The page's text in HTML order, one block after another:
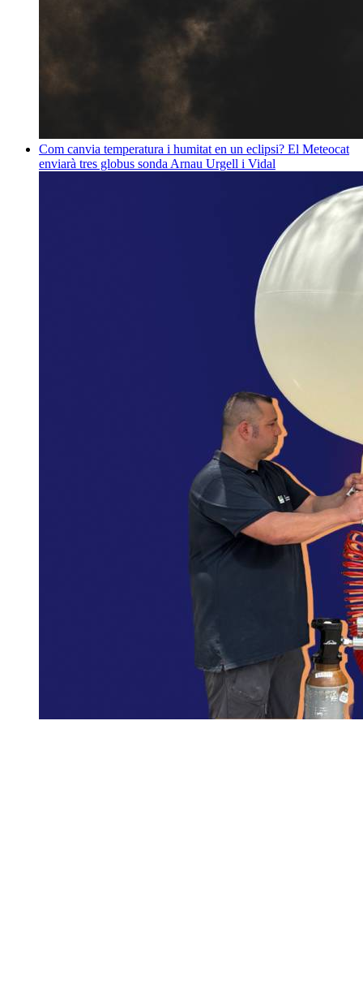
Com canvia temperatura i humitat en un eclipsi? El Meteocat
enviarà tres globus sonda Arnau Urgell i Vidal